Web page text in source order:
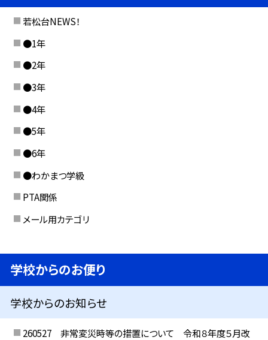
若松台NEWS！
●1年
●2年
●3年
●4年
●5年
●6年
●わかまつ学級
PTA関係
メール用カテゴリ
学校からのお便り
学校からのお知らせ
260527 非常変災時等の措置について 令和８年度５月改